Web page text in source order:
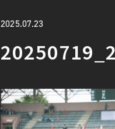
2025.07.23